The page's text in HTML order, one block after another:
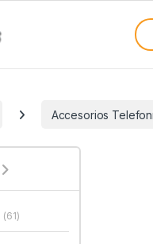
Accesorios
(61)